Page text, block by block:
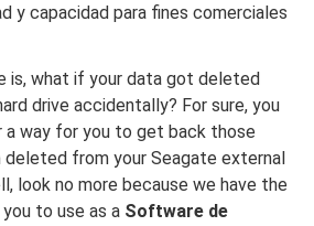
y capacidad para fines comerciales
is, what if your data got deleted
drive accidentally? For sure, you
a way for you to get back those
from your Seagate external
look no more because we have the
to use as a Software de